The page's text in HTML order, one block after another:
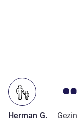
Avis-
Herman G.